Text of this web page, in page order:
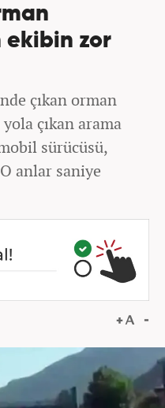
ekibin zor
çıkan orman
çıkan arama
sürücüsü,
anlar saniye